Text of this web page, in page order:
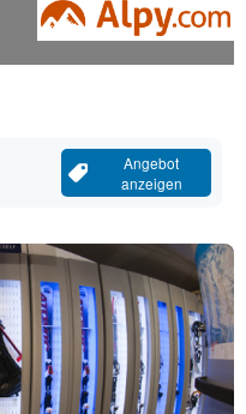
Angebot
anzeigen